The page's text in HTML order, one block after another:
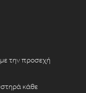
την προσεχή
κάθε